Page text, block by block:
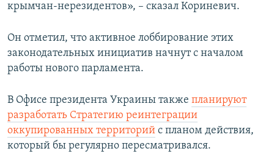
крымчан-нерезидентов», – сказал Кориневич.
Он отметил, что активное лоббирование этих
законодательных инициатив начнут с началом
работы нового парламента.
В Офисе президента Украины также планируют
разработать Стратегию реинтеграции
оккупированных территорий с планом действия,
который бы регулярно пересматривался.